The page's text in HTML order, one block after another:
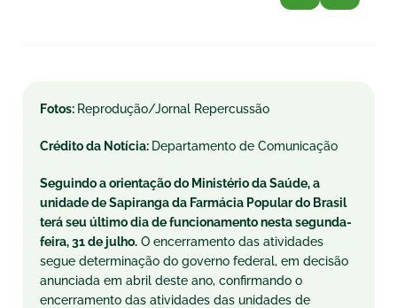
Fotos: Reprodução/Jornal Repercussão
Crédito da Notícia: Departamento de Comunicação
Seguindo a orientação do Ministério da Saúde, a
unidade de Sapiranga da Farmácia Popular do Brasil
terá seu último dia de funcionamento nesta segunda-
feira, 31 de julho. O encerramento das atividades
segue determinação do governo federal, em decisão
anunciada em abril deste ano, confirmando o
encerramento das atividades das unidades de